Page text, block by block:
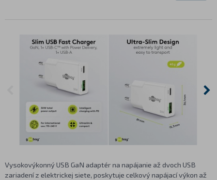
Vysokovýkonný USB GaN adaptér na napájanie až dvoch USB
zariadení z elektrickej siete, poskytuje celkový napájací výkon až